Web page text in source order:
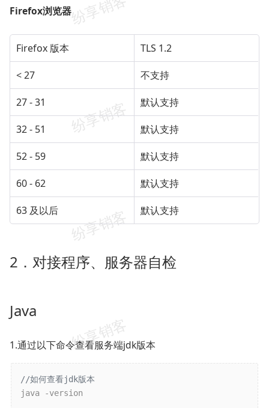
Firefox浏览器
Firefox 版本 TLS 1.2
< 27 不支持
27 - 31 默认支持
32 - 51 默认支持
52 - 59 默认支持
60 - 62 默认支持
63 及以后 默认支持
2．对接程序、服务器自检
Java
1.通过以下命令查看服务端jdk版本
//如何查看jdk版本
java -version